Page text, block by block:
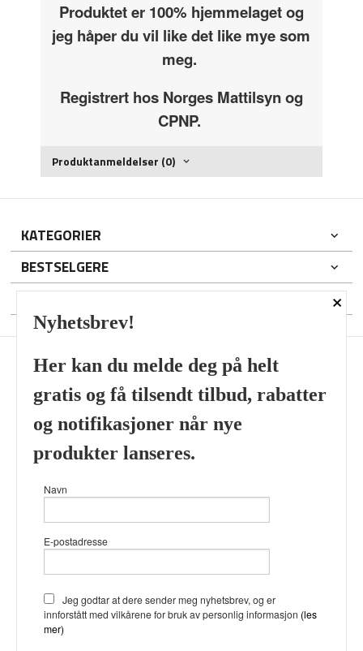
Produktet er 100% hjemmelaget og
jeg håper du vil like det like mye som
meg.
Registrert hos Norges Mattilsyn og
CPNP.
Produktanmeldelser (0)
KATEGORIER
BESTSELGERE
DIN KONTO
Frakt Kjøpsbetingelser
Sikkerhet og personvern
Nyhetsbrev
Viking’s Perfume House & Beard Co Fløenbakken 43 A 5009
Bergen Tlf.41696407- Foretaksregisteret 933905799
du får en bedre kjøpsopplevelse og
bruker cookies hovedsaklig til å
lagre innloggingsdetaljer og huske
hva du har puttet i handlekurven
din. Fortsett å bruke siden som
×
Nyhetsbrev!
Her kan du melde deg på helt
gratis og få tilsendt tilbud, rabatter
og notifikasjoner når nye
produkter lanseres.
Navn
E-postadresse
Jeg godtar at dere sender meg nyhetsbrev, og er
innforstått med vilkårene for bruk av personlig informasjon (les
mer)